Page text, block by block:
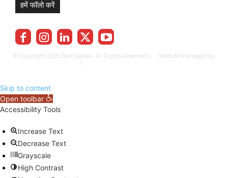
हमें फॉलो करें
© Copyright 2025 Dalit Dastak. All Rights Reserved | Website Managed by
|
Skip to content
Open toolbar
Accessibility Tools
Increase Text
Decrease Text
Grayscale
High Contrast